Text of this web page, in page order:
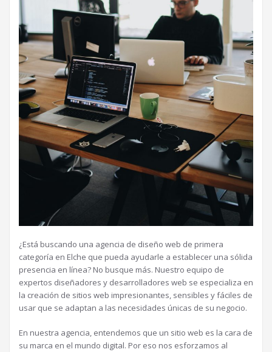
¿Está buscando una agencia de diseño web de primera
categoría en Elche que pueda ayudarle a establecer una sólida
presencia en línea? No busque más. Nuestro equipo de
expertos diseñadores y desarrolladores web se especializa en
la creación de sitios web impresionantes, sensibles y fáciles de
usar que se adaptan a las necesidades únicas de su negocio.
En nuestra agencia, entendemos que un sitio web es la cara de
su marca en el mundo digital. Por eso nos esforzamos al